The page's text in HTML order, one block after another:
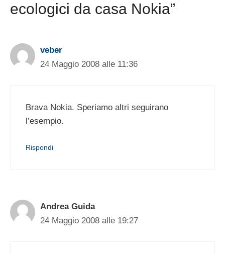
ecologici da casa Nokia”
veber
24 Maggio 2008 alle 11:36
Brava Nokia. Speriamo altri seguirano
l’esempio.
Rispondi
Andrea Guida
24 Maggio 2008 alle 19:27